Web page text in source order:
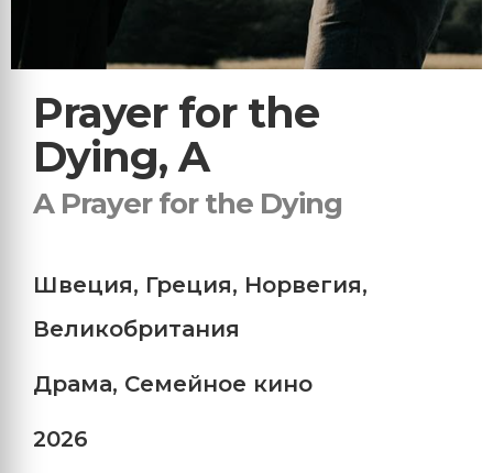
Prayer for the
Dying, A
A Prayer for the Dying
Швеция, Греция, Норвегия,
Великобритания
Драма, Семейное кино
2026